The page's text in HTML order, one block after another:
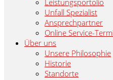
Leistungsportolio
Unfall Spezialist
Ansprechpartner
Online Service-
Über uns
Unsere Philosophie
Historie
Standorte